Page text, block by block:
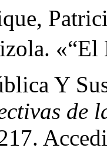
«“El
Y
de